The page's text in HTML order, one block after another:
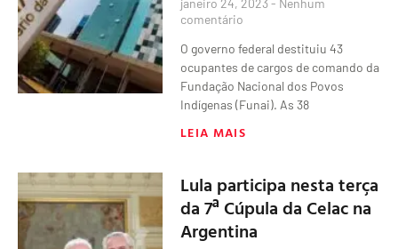
comentário
O governo federal destituiu 43
ocupantes de cargos de comando da
Fundação Nacional dos Povos
Indígenas (Funai). As 38
LEIA MAIS
Lula participa nesta terça
da 7ª Cúpula da Celac na
Argentina